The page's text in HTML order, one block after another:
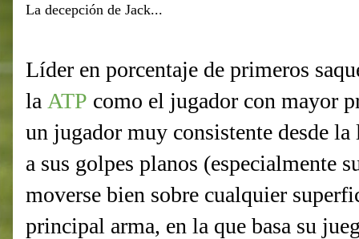
La decepción de Jack...
Líder en porcentaje de primeros
la ATP como el jugador con mayor
un jugador muy consistente desde la
a sus golpes planos (especialmente
moverse bien sobre cualquier
principal arma, en la que basa su